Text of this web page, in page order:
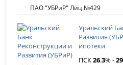
ПАО "УБРиР" Лиц.№429
Уральский
Развития
ипотеки
ПСК26.3% -29